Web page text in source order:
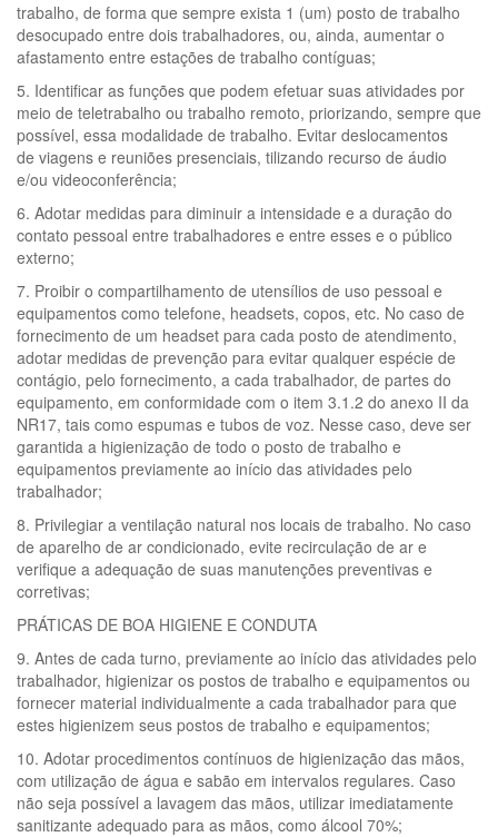
trabalho, de forma que sempre exista 1 (um) posto de trabalho
desocupado entre dois trabalhadores, ou, ainda, aumentar o
afastamento entre estações de trabalho contíguas;
5. Identificar as funções que podem efetuar suas atividades por
meio de teletrabalho ou trabalho remoto, priorizando, sempre que
possível, essa modalidade de trabalho. Evitar deslocamentos
de viagens e reuniões presenciais, tilizando recurso de áudio
e/ou videoconferência;
6. Adotar medidas para diminuir a intensidade e a duração do
contato pessoal entre trabalhadores e entre esses e o público
externo;
7. Proibir o compartilhamento de utensílios de uso pessoal e
equipamentos como telefone, headsets, copos, etc. No caso de
fornecimento de um headset para cada posto de atendimento,
adotar medidas de prevenção para evitar qualquer espécie de
contágio, pelo fornecimento, a cada trabalhador, de partes do
equipamento, em conformidade com o item 3.1.2 do anexo II da
NR17, tais como espumas e tubos de voz. Nesse caso, deve ser
garantida a higienização de todo o posto de trabalho e
equipamentos previamente ao início das atividades pelo
trabalhador;
8. Privilegiar a ventilação natural nos locais de trabalho. No caso
de aparelho de ar condicionado, evite recirculação de ar e
verifique a adequação de suas manutenções preventivas e
corretivas;
PRÁTICAS DE BOA HIGIENE E CONDUTA
9. Antes de cada turno, previamente ao início das atividades pelo
trabalhador, higienizar os postos de trabalho e equipamentos ou
fornecer material individualmente a cada trabalhador para que
estes higienizem seus postos de trabalho e equipamentos;
10. Adotar procedimentos contínuos de higienização das mãos,
com utilização de água e sabão em intervalos regulares. Caso
não seja possível a lavagem das mãos, utilizar imediatamente
sanitizante adequado para as mãos, como álcool 70%;